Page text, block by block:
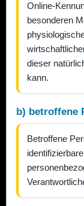
Online-
besonderen
dieser
kann.
b) betroffene
Betroffene